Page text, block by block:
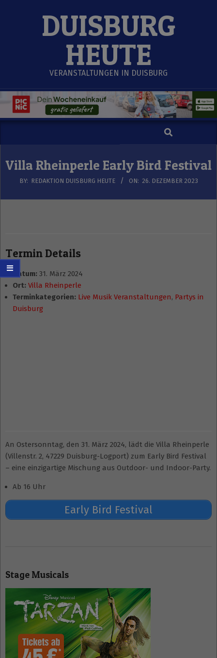
DUISBURG
HEUTE
VERANSTALTUNGEN IN DUISBURG
Menu
Search
Villa Rheinperle Early Bird Festival
BY: REDAKTION DUISBURG HEUTE ON: 26. DEZEMBER 2023
Termin Details
Datum: 31. März 2024
Ort: Villa Rheinperle
Terminkategorien: Live Musik Veranstaltungen, Partys in
Duisburg
An Ostersonntag, den 31. März 2024, lädt die Villa Rheinperle
(Villenstr. 2, 47229 Duisburg-Logport) zum Early Bird Festival
– eine einzigartige Mischung aus Outdoor- und Indoor-Party.
Ab 16 Uhr
Early Bird Festival
26
Stage Musicals